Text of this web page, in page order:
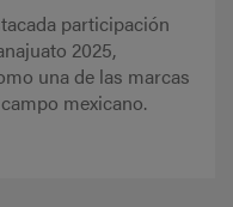
participación
2025,
una de las marcas
mexicano.